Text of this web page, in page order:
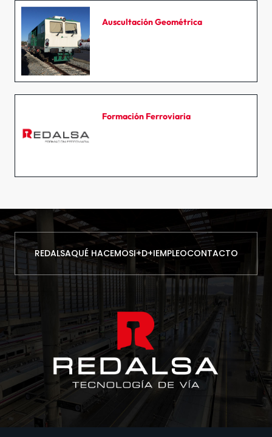
Auscultación Geométrica
Formación Ferroviaria
REDALSAQUÉ HACEMOSI+D+IEMPLEOCONTACTO